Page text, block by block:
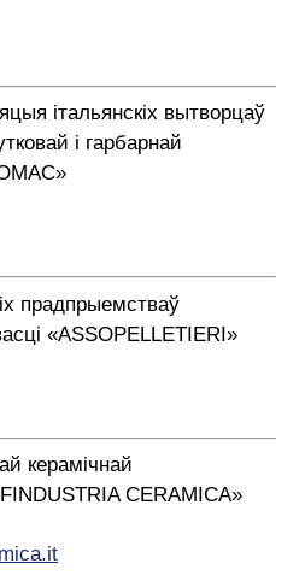
італьянскіх вытворцаў
і гарбарнай
прадпрыемстваў
«ASSOPELLETIERI»
керамічнай
CERAMICA»